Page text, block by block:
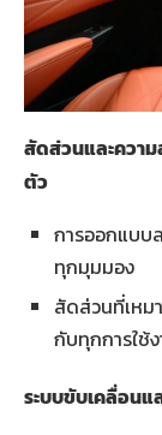
สัดส่วนและควา
ตัว
การออกแบบ
ทุกมุมมอง
สัดส่วนที่เหม
กับทุกการใช้
ระบบขับเคลื่อนแ